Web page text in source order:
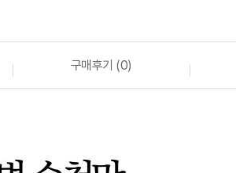
구매후기 (0)